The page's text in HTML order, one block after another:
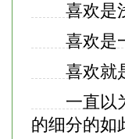
喜欢是浅
喜欢是一
喜欢就是
一直以为
的细分的如